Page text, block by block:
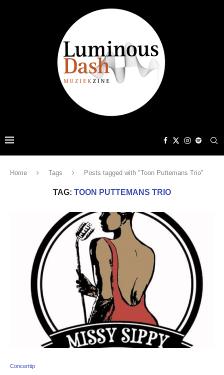
Home Tags Posts tagged with "Toon Puttemans Trio"
TAG: TOON PUTTEMANS TRIO
Concerttip